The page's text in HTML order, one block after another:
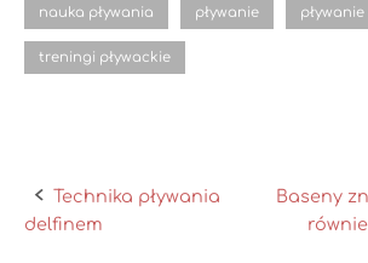
nauka pływania pływanie
treningi pływackie
Technika pływania
delfinem
Baseny